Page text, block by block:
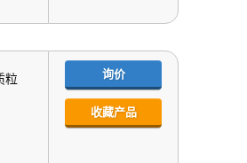
粒 询价
收藏产品